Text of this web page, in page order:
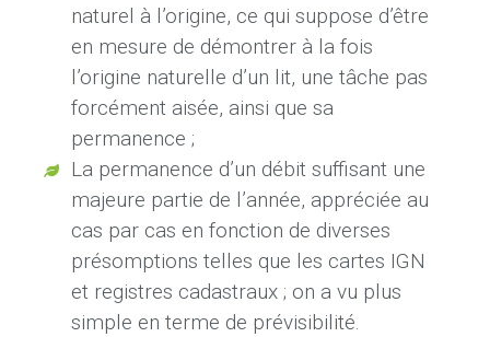
naturel à l’origine, ce qui suppose d’être
en mesure de démontrer à la fois
l’origine naturelle d’un lit, une tâche pas
forcément aisée, ainsi que sa
permanence ;
La permanence d’un débit suffisant une
majeure partie de l’année, appréciée au
cas par cas en fonction de diverses
présomptions telles que les cartes IGN
et registres cadastraux ; on a vu plus
simple en terme de prévisibilité.